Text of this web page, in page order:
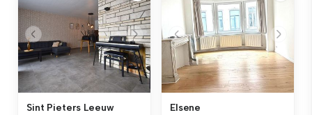
Sint Pieters Leeuw Elsene